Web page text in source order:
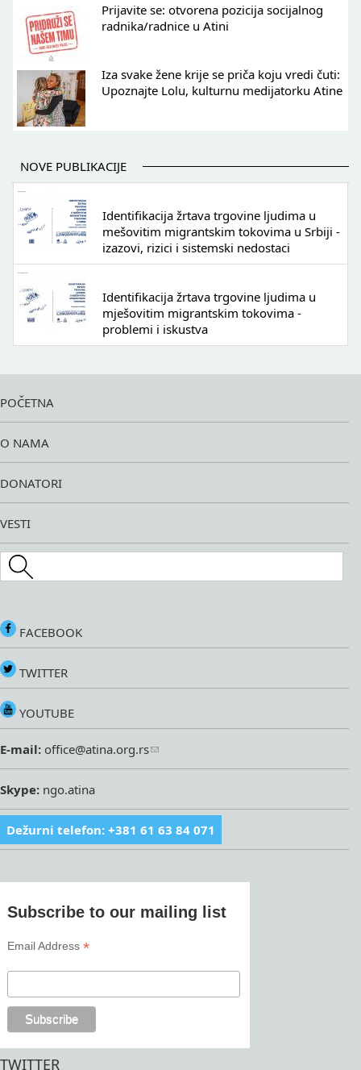
Prijavite se: otvorena pozicija socijalnog
radnika/radnice u Atini
Iza svake žene krije se priča koju vredi čuti:
Upoznajte Lolu, kulturnu medijatorku Atine
NOVE PUBLIKACIJE
Identifikacija žrtava trgovine ljudima u
mešovitim migrantskim tokovima u Srbiji -
izazovi, rizici i sistemski nedostaci
Identifikacija žrtava trgovine ljudima u
mješovitim migrantskim tokovima -
problemi i iskustva
POČETNA
O NAMA
DONATORI
VESTI
Search this site
FACEBOOK
TWITTER
YOUTUBE
E-mail: office@atina.org.rs
Skype: ngo.atina
Dežurni telefon: +381 61 63 84 071
Subscribe to our mailing list
Email Address*
TWITTER